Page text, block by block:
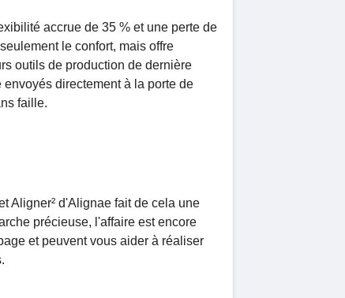
accrue de 35 % et une perte de
le confort, mais offre
outils de production de dernière
directement à la porte de
faille.
Aligner² d'Alignae fait de cela une
précieuse, l'affaire est encore
et peuvent vous aider à réaliser